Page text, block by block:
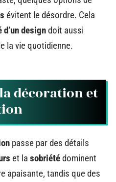
évitent le désordre. Cela
d’un designdoit aussi
la vie quotidienne.
décoration et
passe par des détails
et la sobriétédominent
apaisante, tandis que des